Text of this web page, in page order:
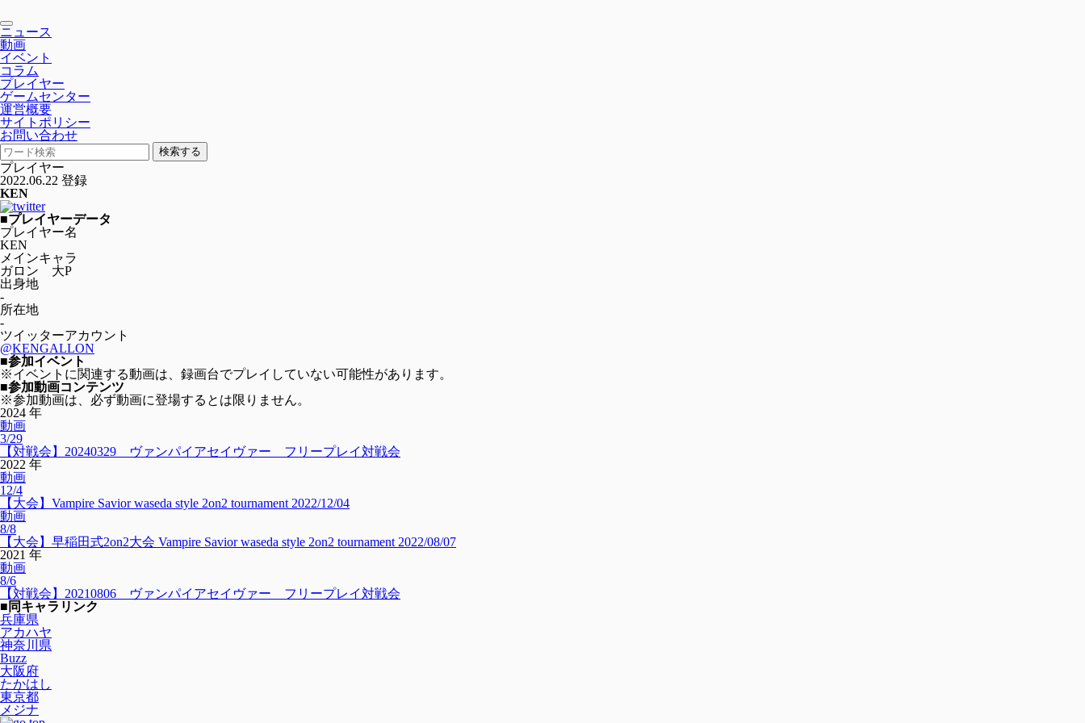
toggle
navigation
ニュース
動画
イベント
コラム
プレイヤー
ゲームセンター
運営概要
サイトポリシー
お問い合わせ
検索する
プレイヤー
2022.06.22 登録
KEN
■プレイヤーデータ
プレイヤー名
KEN
メインキャラ
ガロン 大P
出身地
-
所在地
-
ツイッターアカウント
@KENGALLON
■参加イベント
※イベントに関連する動画は、録画台でプレイしていない可能性があります。
■参加動画コンテンツ
※参加動画は、必ず動画に登場するとは限りません。
2024 年
動画
3/29
【対戦会】20240329 ヴァンパイアセイヴァー フリープレイ対戦会
2022 年
動画
12/4
【大会】Vampire Savior waseda style 2on2 tournament 2022/12/04
動画
8/8
【大会】早稲田式2on2大会 Vampire Savior waseda style 2on2 tournament 2022/08/07
2021 年
動画
8/6
【対戦会】20210806 ヴァンパイアセイヴァー フリープレイ対戦会
■同キャラリンク
兵庫県
アカハヤ
神奈川県
Buzz
大阪府
たかはし
東京都
メジナ